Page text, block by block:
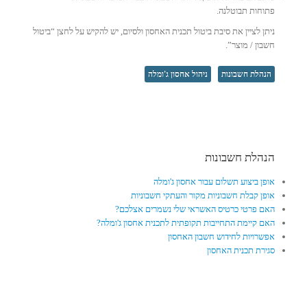
פתוחות תבוטלנה.
ניתן לציין את סיבת ביטול תכנית האחסון ולסיום, יש להקיש על לחצן “ביטול
חשבון / מוצר”.
הנהלת חשבונות ניהול אחסון ג'ומלה
הנהלת חשבונות
אופן ביצוע תשלום עבור אחסון ג'ומלה
אופן קבלת חשבוניות מקור והעתקי חשבוניות
האם פרטי כרטיס האשראי שלי נשמרים אצלכם?
האם קיימת התחייבות תקופתית לתכנית אחסון ג'ומלה?
אפשרויות לחידוש חשבון האחסון
סגירת תכנית האחסון